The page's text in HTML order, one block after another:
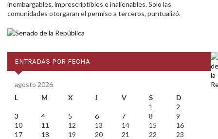
inembargables, imprescriptibles e inalienables. Solo las
comunidades otorgaran el permiso a terceros, puntualizó.
ENTRADAS POR FECHA
agosto 2026
L
M X J V S
D
1
2
3
4 5 6 7 8
9
10
11 12 13 14 15
16
17
18 19 20 21 22
23